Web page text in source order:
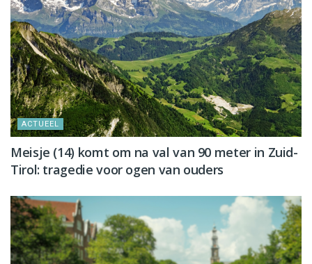
ACTUEEL
Meisje (14) komt om na val van 90 meter in Zuid-
Tirol: tragedie voor ogen van ouders